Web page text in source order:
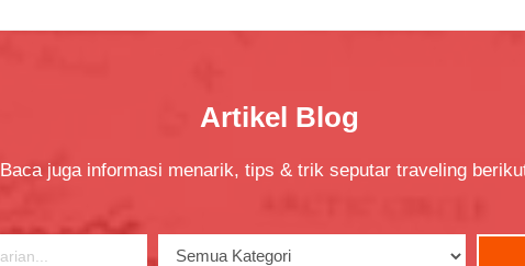
Artikel Blog
Baca juga informasi menarik, tips & trik seputar traveling